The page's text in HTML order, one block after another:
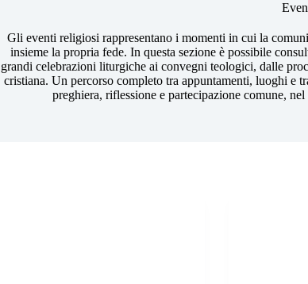
Gli eventi religiosi rappresentano i momenti in cui la
insieme la propria fede. In questa sezione è possibile
grandi celebrazioni liturgiche ai convegni teologici, dalle
cristiana. Un percorso completo tra appuntamenti, luoghi e
preghiera, riflessione e partecipazione comune,